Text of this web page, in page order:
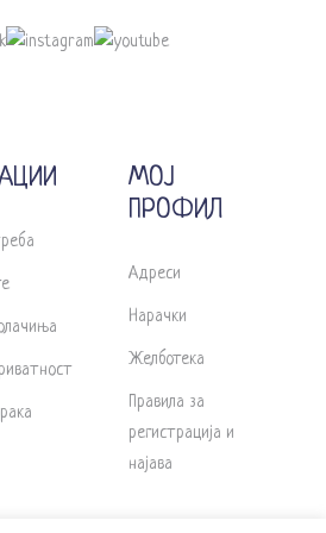
МОЈ
ПРОФИЛ
Адреси
Нарачки
Желботека
Правила за
регистрација и
најава